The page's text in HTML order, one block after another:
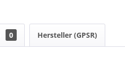
0 Hersteller (GPSR)